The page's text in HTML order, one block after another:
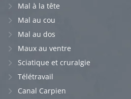
Mal à la tête
Mal au cou
Mal au dos
Maux au ventre
Sciatique et cruralgie
Télétravail
Canal Carpien